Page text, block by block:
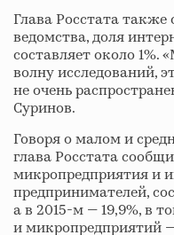
Глава Росстата
ведомства, доля
составляет около
волну исследований,
не очень
Суринов.
Говоря о малом и
глава Росстата
микропредприятия и
предпринимателей,
а в 2015-м — 19,9%, в
и микропредприятий —